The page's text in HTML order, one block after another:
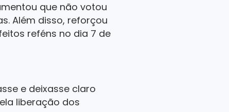
que não votou
Além disso, reforçou
reféns no dia 7 de
e deixasse claro
liberação dos